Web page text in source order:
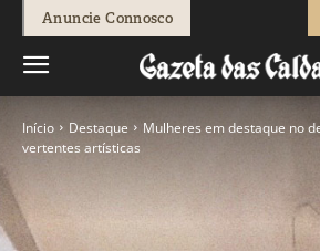
Anuncie Connosco
Início Destaque
Mulheres em destaque no
vertentes artísticas